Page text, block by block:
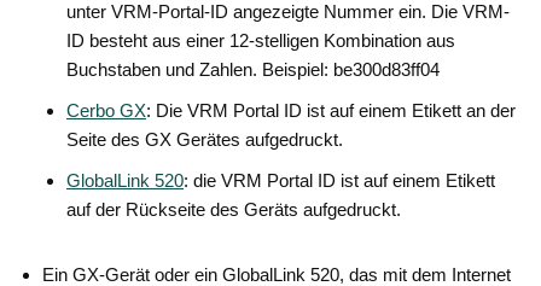
unter VRM-Portal-ID angezeigte Nummer ein. Die VRM-
ID besteht aus einer 12-stelligen Kombination aus
Buchstaben und Zahlen. Beispiel: be300d83ff04
Cerbo GX: Die VRM Portal ID ist auf einem Etikett an der
Seite des GX Gerätes aufgedruckt.
GlobalLink 520: die VRM Portal ID ist auf einem Etikett
auf der Rückseite des Geräts aufgedruckt.
Ein GX-Gerät oder ein GlobalLink 520, das mit dem Internet